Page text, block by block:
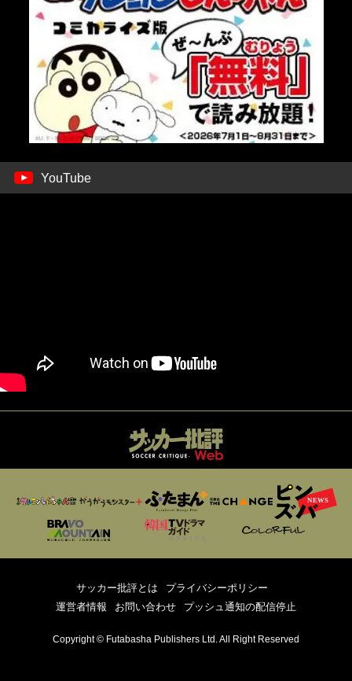
YouTube
サッカー批評とは
プライバシーポリシー
運営者情報
お問い合わせ プッシュ通知の配信停止
Copyright © Futabasha Publishers Ltd. All Right Reserved